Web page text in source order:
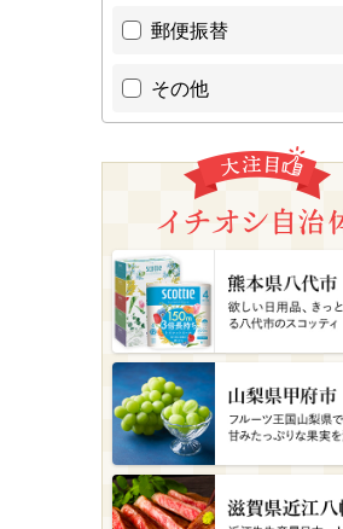
郵便振替
その他